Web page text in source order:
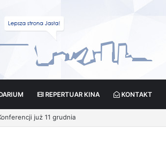
REPERTUAR KINA KONTAKT
już 11 grudnia